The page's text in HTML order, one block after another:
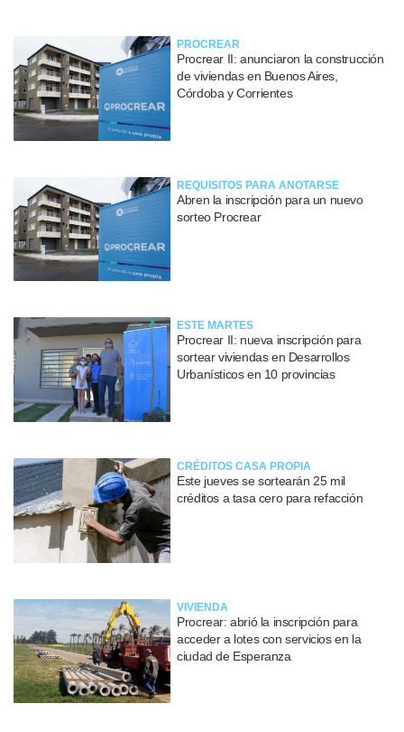
PROCREAR
Procrear II: anunciaron la construcción
de viviendas en Buenos Aires,
Córdoba y Corrientes
REQUISITOS PARA ANOTARSE
Abren la inscripción para un nuevo
sorteo Procrear
ESTE MARTES
Procrear II: nueva inscripción para
sortear viviendas en Desarrollos
Urbanísticos en 10 provincias
CRÉDITOS CASA PROPIA
Este jueves se sortearán 25 mil
créditos a tasa cero para refacción
VIVIENDA
Procrear: abrió la inscripción para
acceder a lotes con servicios en la
ciudad de Esperanza